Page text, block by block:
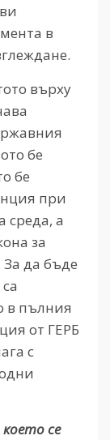
в
върху
бе
бе
при
среда, а
за
да бъде
в пълния
от ГЕРБ
с
се